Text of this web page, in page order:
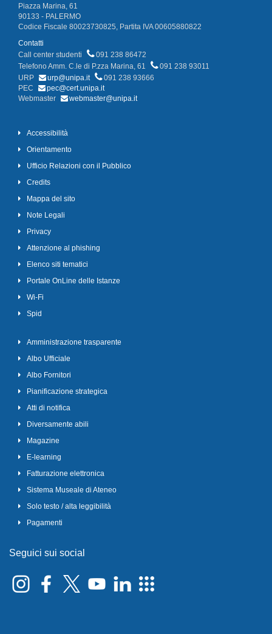
Piazza Marina, 61
90133 - PALERMO
Codice Fiscale 80023730825, Partita IVA 00605880822
Contatti
Call center studenti
091 238 86472
Telefono Amm. C.le di P.zza Marina, 61
091 238 93011
URP
urp@unipa.it
091 238 93666
PEC
pec@cert.unipa.it
Webmaster
webmaster@unipa.it
Accessibilità
Orientamento
Ufficio Relazioni con il Pubblico
Credits
Mappa del sito
Note Legali
Privacy
Attenzione al phishing
Elenco siti tematici
Portale OnLine delle Istanze
Wi-Fi
Spid
Amministrazione trasparente
Albo Ufficiale
Albo Fornitori
Pianificazione strategica
Atti di notifica
Diversamente abili
Magazine
E-learning
Fatturazione elettronica
Sistema Museale di Ateneo
Solo testo / alta leggibilità
Pagamenti
Seguici sui social